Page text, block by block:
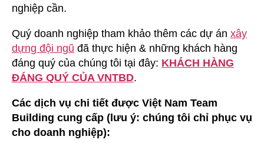
nghiệp cần.
Quý doanh nghiệp tham khảo thêm các dự án xây
dựng đội ngũ đã thực hiện & những khách hàng
đáng quý của chúng tôi tại đây: KHÁCH HÀNG
ĐÁNG QUÝ CỦA VNTBD.
Các dịch vụ chi tiết được Việt Nam Team
Building cung cấp (lưu ý: chúng tôi chỉ phục vụ
cho doanh nghiệp):